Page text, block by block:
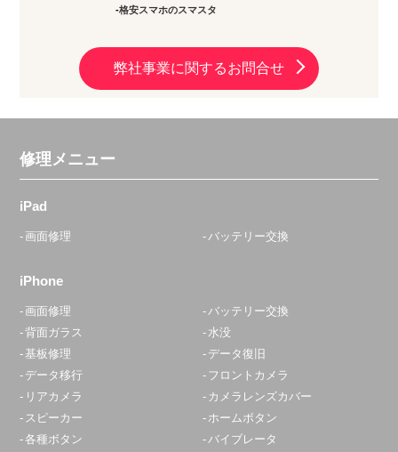
格安スマホのスマスタ
弊社事業に関するお問合せ
修理メニュー
iPad
画面修理 バッテリー交換
iPhone
画面修理
バッテリー交換
背面ガラス
水没
基板修理
データ復旧
データ移行
フロントカメラ
リアカメラ
カメラレンズカバー
スピーカー
ホームボタン
各種ボタン
バイブレータ